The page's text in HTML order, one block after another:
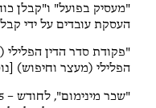
העסקת עובדים על ידי
"פקודת סדר הדין
הפלילי (מעצר וחיפוש)